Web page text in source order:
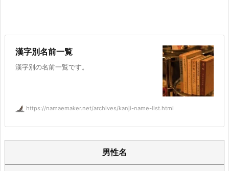
漢字別名前一覧
漢字別の名前一覧です。
https://namaemaker.net/archives/kanji-name-list.html
男性名